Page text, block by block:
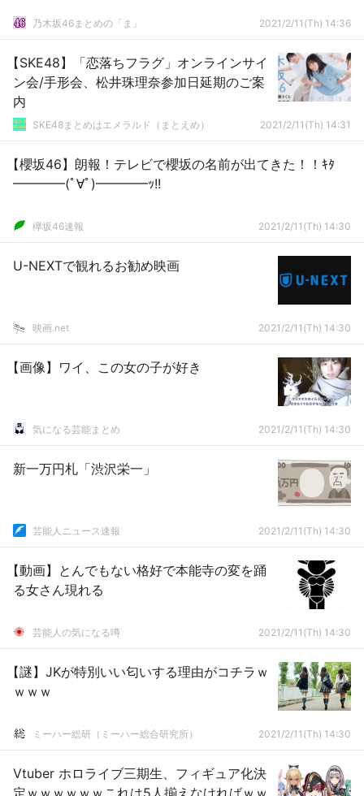
乃木坂46まとめの「ま」 2021/2/11(Th) 14:36
【SKE48】「恋落ちフラグ」オンラインサイ
ン会/手形会、松井珠理奈参加日延期のご案
内
SKE48まとめはエメラルド（まとえめ） 2021/2/11(Th) 14:31
【櫻坂46】朗報！テレビで櫻坂の名前が出てきた！！ｷﾀ
━━━━(ﾟ∀ﾟ)━━━━ｯ!!
欅坂46速報 2021/2/11(Th) 14:30
U-NEXTで観れるお勧め映画
映画.net 2021/2/11(Th) 14:30
【画像】ワイ、この女の子が好き
気になる芸能まとめ 2021/2/11(Th) 14:30
新一万円札「渋沢栄一」
芸能人ニュース速報 2021/2/11(Th) 14:30
【動画】とんでもない格好で本能寺の変を踊
る女さん現れる
芸能人の気になる噂 2021/2/11(Th) 14:30
【謎】JKが特別いい匂いする理由がコチラｗ
ｗｗｗ
ミーハー総研（ミーハー総合研究所） 2021/2/11(Th) 14:30
Vtuber ホロライブ三期生、フィギュア化決
定ｗｗｗｗｗｗこれは5人揃えなければｗｗ